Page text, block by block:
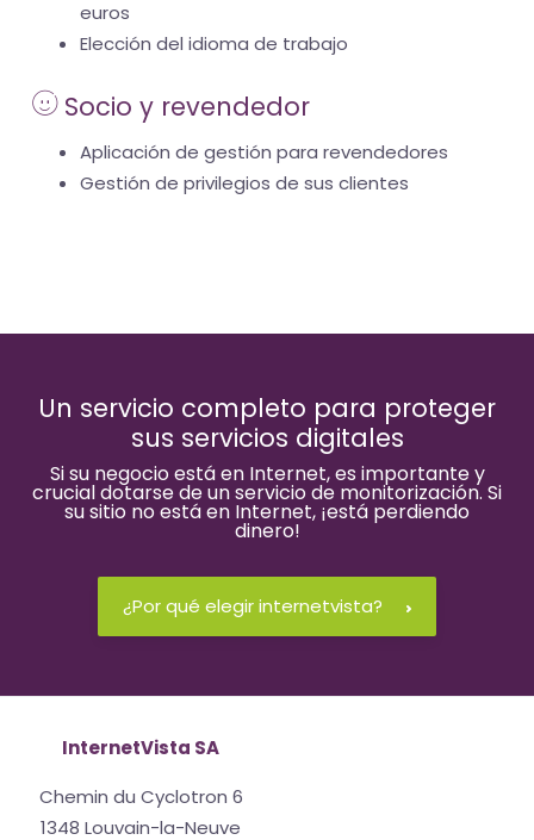
euros
Elección del idioma de trabajo
Socio y revendedor
Aplicación de gestión para revendedores
Gestión de privilegios de sus clientes
Un servicio completo para proteger
sus servicios digitales
Si su negocio está en Internet, es importante y
crucial dotarse de un servicio de monitorización. Si
su sitio no está en Internet, ¡está perdiendo
dinero!
¿Por qué elegir internetvista?
InternetVista SA
Chemin du Cyclotron 6
1348 Louvain-la-Neuve